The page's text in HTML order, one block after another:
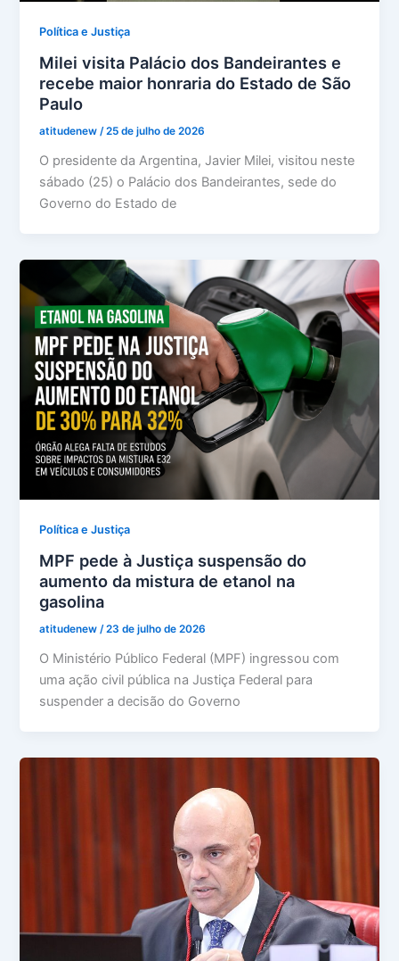
Política e Justiça
Milei visita Palácio dos Bandeirantes e
recebe maior honraria do Estado de São
Paulo
atitudenew/25 de julho de 2026
O presidente da Argentina, Javier Milei, visitou neste
sábado (25) o Palácio dos Bandeirantes, sede do
Governo do Estado de
Política e Justiça
MPF pede à Justiça suspensão do
aumento da mistura de etanol na
gasolina
atitudenew/23 de julho de 2026
O Ministério Público Federal (MPF) ingressou com
uma ação civil pública na Justiça Federal para
suspender a decisão do Governo